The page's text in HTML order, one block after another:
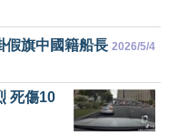
假旗中國籍船長 2026/5/4
死傷10